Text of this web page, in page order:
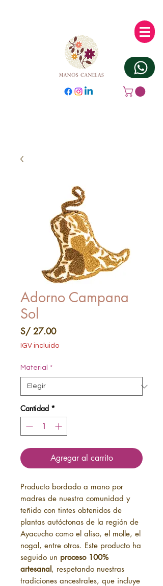
Adorno Campana
Sol
S/ 27.00Precio
IGV incluido
Material *
Cantidad *
Agregar al carrito
Producto bordado a mano por
madres de nuestra comunidad y
teñido con tintes obtenidos de
plantas autóctonas de la región de
Ayacucho como el aliso, el molle, el
nogal, entre otros. Este producto ha
seguido un proceso 100%
artesanal, respetando nuestras
tradiciones ancestrales, que incluye